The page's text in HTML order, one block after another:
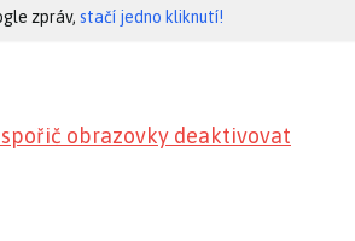
zpráv, stačí jedno kliknutí!
spořič obrazovky deaktivovat